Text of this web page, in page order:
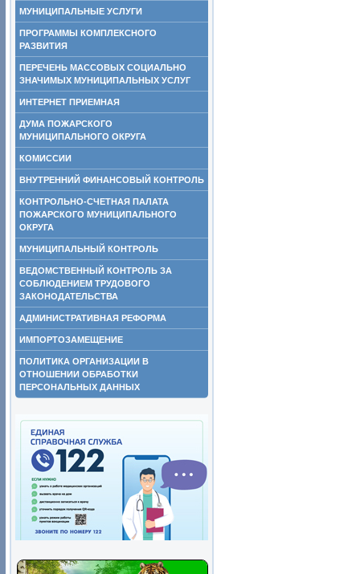
МУНИЦИПАЛЬНЫЕ УСЛУГИ
ПРОГРАММЫ КОМПЛЕКСНОГО
РАЗВИТИЯ
ПЕРЕЧЕНЬ МАССОВЫХ СОЦИАЛЬНО
ЗНАЧИМЫХ МУНИЦИПАЛЬНЫХ УСЛУГ
ИНТЕРНЕТ ПРИЕМНАЯ
ДУМА ПОЖАРСКОГО
МУНИЦИПАЛЬНОГО ОКРУГА
КОМИССИИ
ВНУТРЕННИЙ ФИНАНСОВЫЙ КОНТРОЛЬ
КОНТРОЛЬНО-СЧЕТНАЯ ПАЛАТА
ПОЖАРСКОГО МУНИЦИПАЛЬНОГО
ОКРУГА
МУНИЦИПАЛЬНЫЙ КОНТРОЛЬ
ВЕДОМСТВЕННЫЙ КОНТРОЛЬ ЗА
СОБЛЮДЕНИЕМ ТРУДОВОГО
ЗАКОНОДАТЕЛЬСТВА
АДМИНИСТРАТИВНАЯ РЕФОРМА
ИМПОРТОЗАМЕЩЕНИЕ
ПОЛИТИКА ОРГАНИЗАЦИИ В
ОТНОШЕНИИ ОБРАБОТКИ
ПЕРСОНАЛЬНЫХ ДАННЫХ